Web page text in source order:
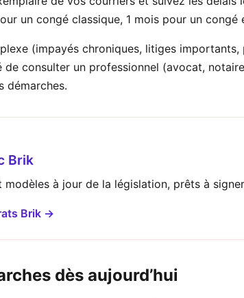
un congé classique, 1 mois pour un congé
(impayés chroniques, litiges importants,
de consulter un professionnel (avocat,
démarches.
Brik
à jour de la législation, prêts à
Brik →
dès aujourd’hui